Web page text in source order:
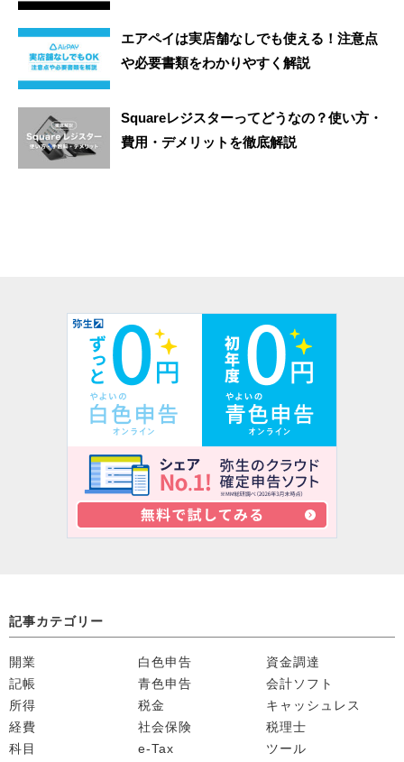
エアペイは実店舗なしでも使える！注意点
や必要書類をわかりやすく解説
Squareレジスターってどうなの？使い方・
費用・デメリットを徹底解説
記事カテゴリー
開業
記帳
所得
経費
科目
白色申告
青色申告
税金
社会保険
e-Tax
資金調達
会計ソフト
キャッシュレス
税理士
ツール